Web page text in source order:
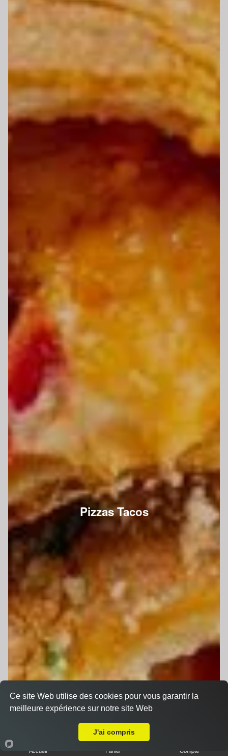
Pizzas Tacos
Accueil Panier Compte
Ce site Web utilise des cookies pour vous garantir la
meilleure expérience sur notre site Web
J'ai compris